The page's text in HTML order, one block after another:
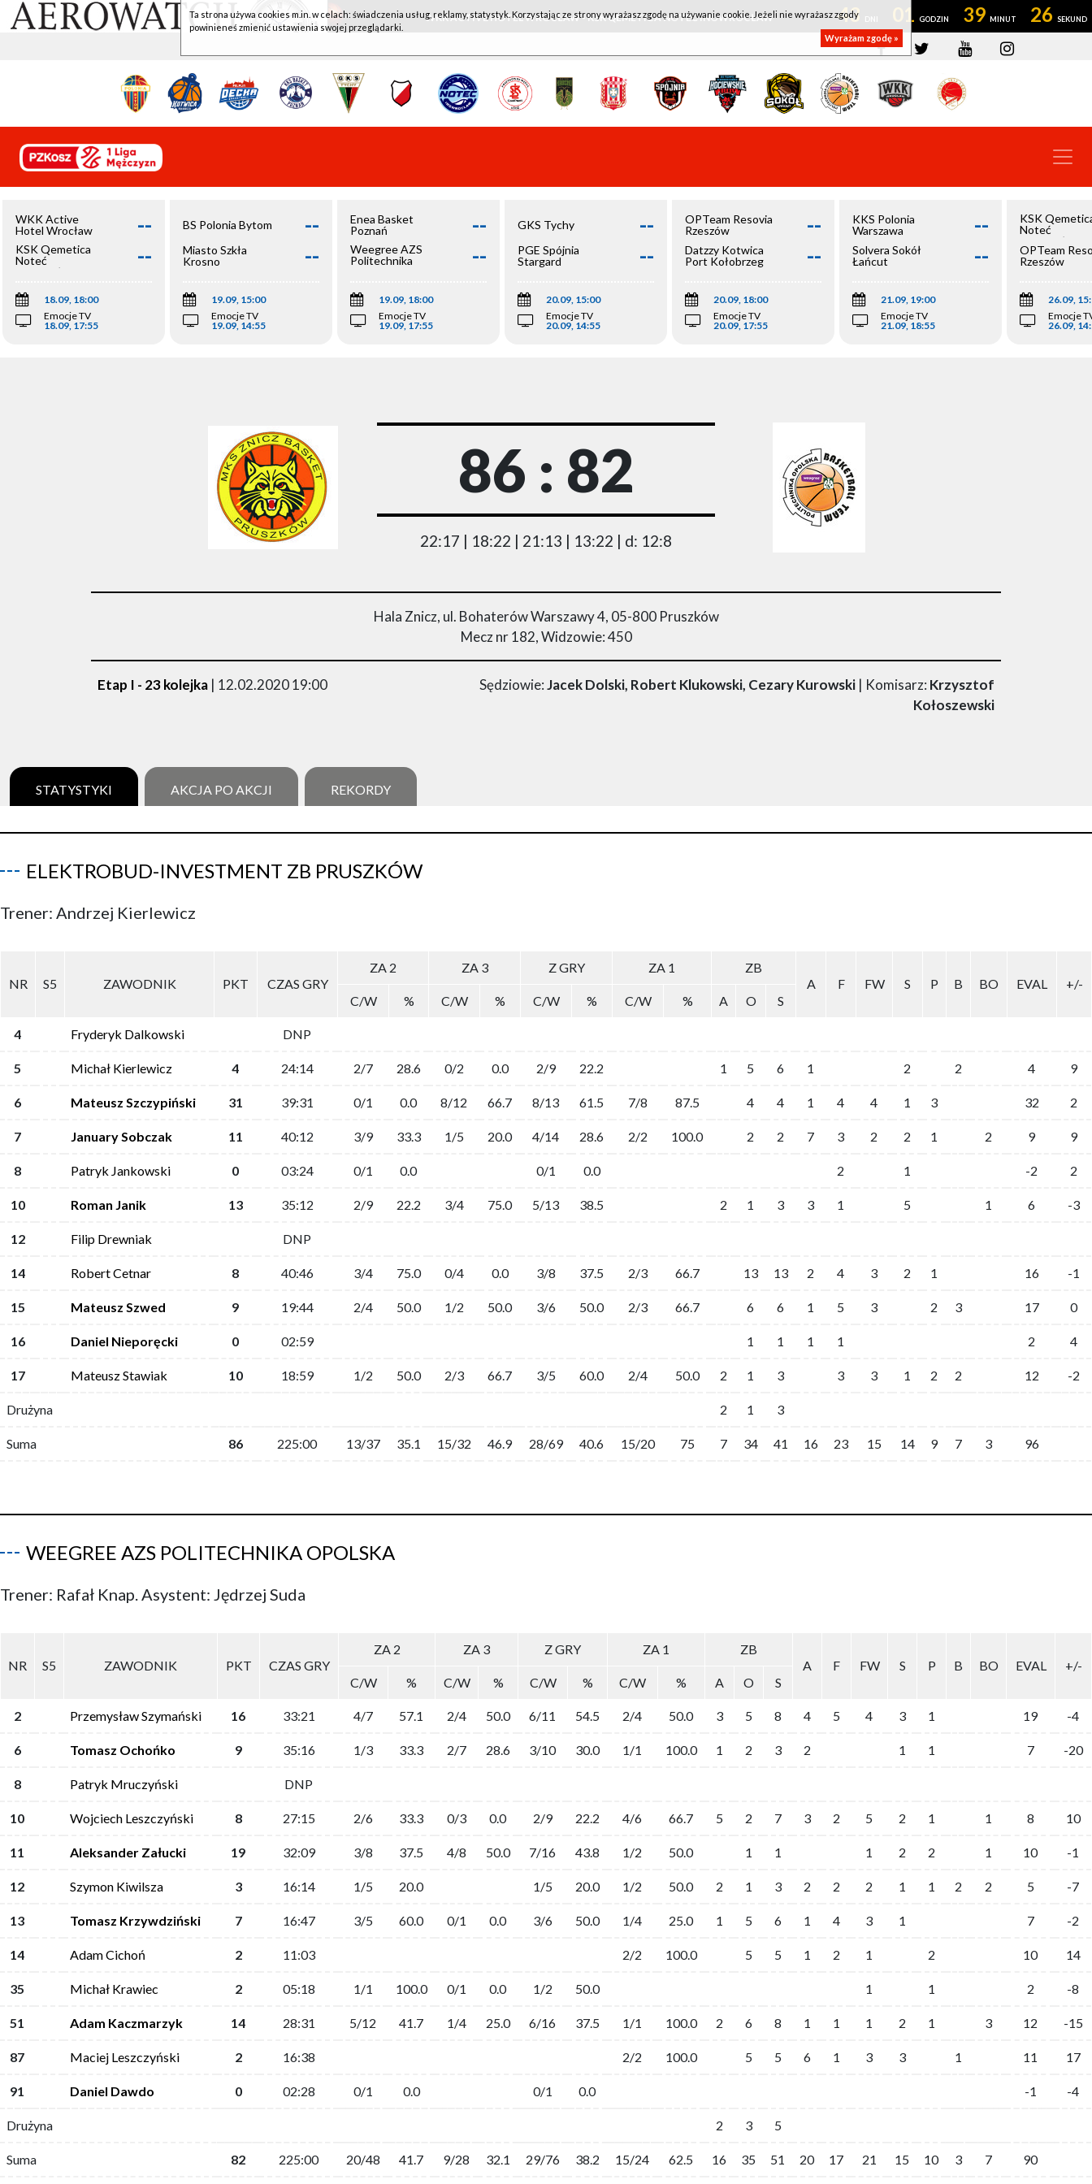
WKK ACTIVE HOTEL WROCŁAW - KSK QEMETICA NOTEĆ INOWROCŁAW 43 01 39 25
WKK Active
Hotel Wrocław
--
KSK Qemetica
Noteć
Inowrocław
--
18.09, 18:00
Emocje TV
18.09, 17:55
BS Polonia Bytom --
Miasto Szkła
Krosno
--
19.09, 15:00
Emocje TV
19.09, 14:55
Enea Basket
Poznań
--
Weegree AZS
Politechnika
--
19.09, 18:00
Emocje TV
19.09, 17:55
GKS Tychy --
PGE Spójnia
Stargard
--
20.09, 15:00
Emocje TV
20.09, 14:55
OPTeam Resovia
Rzeszów
--
Datzzy Kotwica
Port Kołobrzeg
--
20.09, 18:00
Emocje TV
20.09, 17:55
KKS Polonia
Warszawa
--
Solvera Sokół
Łańcut
--
21.09, 19:00
Emocje TV
21.09, 18:55
KSK
Noteć
Inowrocław
OPTeam
Rzeszów
26.09,
Emocje
26.09,
86 : 82
22:17 | 18:22 | 21:13 | 13:22 | d: 12:8
Hala Znicz, ul. Bohaterów Warszawy 4, 05-800 Pruszków
Mecz nr 182, Widzowie: 450
Etap I - 23 kolejka | 12.02.2020 19:00 Sędziowie:Jacek Dolski, Robert Klukowski, Cezary Kurowski| Komisarz: Krzysztof
Kołoszewski
STATYSTYKI AKCJA PO AKCJI REKORDY
ELEKTROBUD-INVESTMENT ZB PRUSZKÓW
Trener: Andrzej Kierlewicz
NR S5 ZAWODNIK PKT CZAS GRY
ZA 2 ZA 3 Z GRY ZA 1
ZB
A
F FW S P B BO EVAL
+/-
C/W
% C/W % C/W % C/W % A O S
4 Fryderyk Dalkowski DNP
5 Michał Kierlewicz 4 24:14 2/7 28.6 0/2 0.0 2/9 22.2 1 5 6 1 2 2 4 9
6 Mateusz Szczypiński 31 39:31 0/1 0.0 8/12 66.7 8/13 61.5 7/8 87.5 4 4 1 4 4 1 3 32 2
7 January Sobczak 11 40:12 3/9 33.3 1/5 20.0 4/14 28.6 2/2 100.0 2 2 7 3 2 2 1 2 9 9
8 Patryk Jankowski 0 03:24 0/1 0.0 0/1 0.0 2 1 -2 2
10 Roman Janik 13 35:12 2/9 22.2 3/4 75.0 5/13 38.5 2 1 3 3 1 5 1 6 -3
12 Filip Drewniak DNP
14 Robert Cetnar 8 40:46 3/4 75.0 0/4 0.0 3/8 37.5 2/3 66.7 13 13 2 4 3 2 1 16 -1
15 Mateusz Szwed 9 19:44 2/4 50.0 1/2 50.0 3/6 50.0 2/3 66.7 6 6 1 5 3 2 3 17 0
16 Daniel Nieporęcki 0 02:59 1 1 1 1 2 4
17 Mateusz Stawiak 10 18:59 1/2 50.0 2/3 66.7 3/5 60.0 2/4 50.0 2 1 3 3 3 1 2 2 12 -2
Drużyna 2 1 3
Suma 86 225:00 13/37 35.1 15/32 46.9 28/69 40.6 15/20 75 7 34 41 16 23 15 14 9 7 3 96
WEEGREE AZS POLITECHNIKA OPOLSKA
Trener: Rafał Knap. Asystent: Jędrzej Suda
NR S5 ZAWODNIK PKT CZAS GRY
ZA 2 ZA 3 Z GRY ZA 1
ZB
A
F FW S P B BO EVAL
+/-
C/W
% C/W % C/W % C/W % A O S
2 Przemysław Szymański 16 33:21 4/7 57.1 2/4 50.0 6/11 54.5 2/4 50.0 3 5 8 4 5 4 3 1 19 -4
6 Tomasz Ochońko 9 35:16 1/3 33.3 2/7 28.6 3/10 30.0 1/1 100.0 1 2 3 2 1 1 7 -20
8 Patryk Mruczyński DNP
10 Wojciech Leszczyński 8 27:15 2/6 33.3 0/3 0.0 2/9 22.2 4/6 66.7 5 2 7 3 2 5 2 1 1 8 10
11 Aleksander Załucki 19 32:09 3/8 37.5 4/8 50.0 7/16 43.8 1/2 50.0 1 1 1 2 2 1 10 -1
12 Szymon Kiwilsza 3 16:14 1/5 20.0 1/5 20.0 1/2 50.0 2 1 3 2 2 2 1 1 2 2 5 -7
13 Tomasz Krzywdziński 7 16:47 3/5 60.0 0/1 0.0 3/6 50.0 1/4 25.0 1 5 6 1 4 3 1 7 -2
14 Adam Cichoń 2 11:03 2/2 100.0 5 5 1 2 1 2 10 14
35 Michał Krawiec 2 05:18 1/1 100.0 0/1 0.0 1/2 50.0 1 1 2 -8
51 Adam Kaczmarzyk 14 28:31 5/12 41.7 1/4 25.0 6/16 37.5 1/1 100.0 2 6 8 1 1 1 2 1 3 12 -15
87 Maciej Leszczyński 2 16:38 2/2 100.0 5 5 6 1 3 3 1 11 17
91 Daniel Dawdo 0 02:28 0/1 0.0 0/1 0.0 -1 -4
Drużyna 2 3 5
Suma 82 225:00 20/48 41.7 9/28 32.1 29/76 38.2 15/24 62.5 16 35 51 20 17 21 15 10 3 7 90
Ta strona używa cookies m.in. w celach: świadczenia usług, reklamy, statystyk. Korzystając ze strony wyrażasz zgodę na używanie cookie. Jeżeli nie wyrażasz zgody
powinieneś zmienić ustawienia swojej przeglądarki.
Wyrażam zgodę »